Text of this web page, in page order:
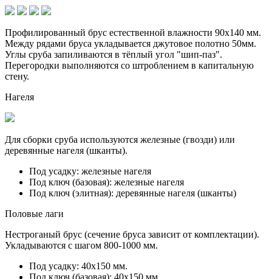
Профилированный брус естественной влажности 90х140 мм.
Между рядами бруса укладывается джутовое полотно 50мм.
Углы сруба запиливаются в тёплый угол "шип-паз".
Перегородки выполняются со штроблением в капитальную
стену.
Нагеля
Для сборки сруба используются железные (гвозди) или
деревянные нагеля (шканты).
Под усадку: железные нагеля
Под ключ (базовая): железные нагеля
Под ключ (элитная): деревянные нагеля (шканты)
Половые лаги
Нестроганый брус (сечение бруса зависит от комплектации).
Укладываются с шагом 800-1000 мм.
Под усадку: 40х150 мм.
Под ключ (базовая): 40х150 мм.